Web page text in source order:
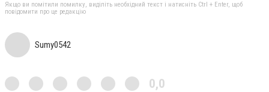
Якщо ви помітили помилку, виділіть необхідний текст і натисніть Ctrl + Enter, щоб
повідомити про це редакцію
Sumy0542
0,0